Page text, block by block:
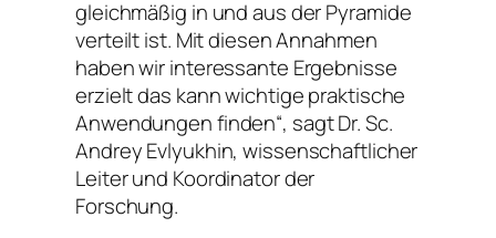
gleichmäßig in und aus der Pyramide
verteilt ist. Mit diesen Annahmen
haben wir interessante Ergebnisse
erzielt das kann wichtige praktische
Anwendungen finden“, sagt Dr. Sc.
Andrey Evlyukhin, wissenschaftlicher
Leiter und Koordinator der
Forschung.